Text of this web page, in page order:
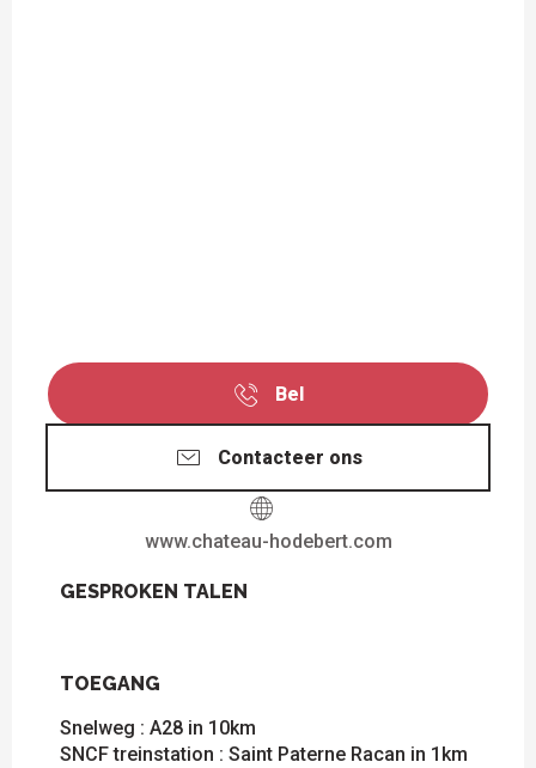
Bel
Contacteer ons
www.chateau-hodebert.com
GESPROKEN TALEN
GESPROKEN TALEN
TOEGANG
TOEGANG
Snelweg : A28 in 10km
SNCF treinstation : Saint Paterne Racan in 1km